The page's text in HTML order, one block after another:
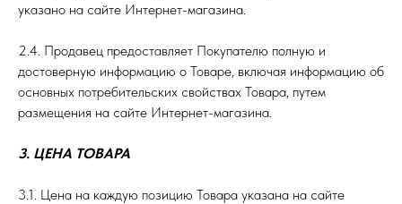
указано на сайте Интернет-магазина.
2.4. Продавец предоставляет Покупателю полную и
достоверную информацию о Товаре, включая информацию об
основных потребительских свойствах Товара, путем
размещения на сайте Интернет-магазина.
3. ЦЕНА ТОВАРА
3.1. Цена на каждую позицию Товара указана на сайте